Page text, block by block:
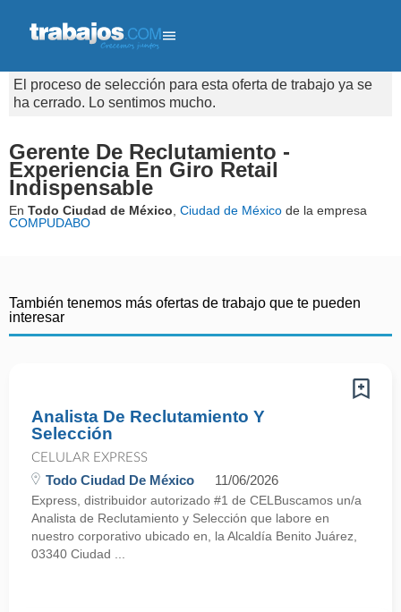
El proceso de selección para esta oferta de trabajo ya se
ha cerrado. Lo sentimos mucho.
Gerente De Reclutamiento -
Experiencia En Giro Retail
Indispensable
En Todo Ciudad de México Ciudad de México de la empresa
COMPUDABO
También tenemos más ofertas de trabajo que te pueden
interesar
Analista De Reclutamiento Y
Selección
CELULAR EXPRESS
Todo Ciudad De México 11/06/2026
Express, distribuidor autorizado #1 de CELBuscamos un/a
Analista de Reclutamiento y Selección que labore en
nuestro corporativo ubicado en, la Alcaldía Benito Juárez,
03340 Ciudad ...